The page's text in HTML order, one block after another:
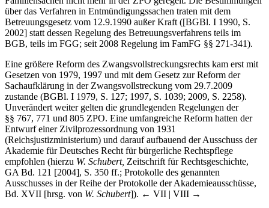
über das Verfahren in Entmündigungssachen traten mit dem
Betreuungsgesetz vom 12.9.1990 außer Kraft ([BGBl. I 1990, S.
2002] statt dessen Regelung des Betreuungsverfahrens teils im
BGB, teils im FGG; seit 2008 Regelung im FamFG §§ 271-341).
Eine größere Reform des Zwangsvollstreckungsrechts kam erst mit
Gesetzen von 1979, 1997 und mit dem Gesetz zur Reform der
Sachaufklärung in der Zwangsvollstreckung vom 29.7.2009
zustande (BGBl. I 1979, S. 127; 1997, S. 1039; 2009, S. 2258).
Unverändert weiter gelten die grundlegenden Regelungen der
§§ 767, 771 und 805 ZPO. Eine umfangreiche Reform hatten der
Entwurf einer Zivilprozessordnung von 1931
(Reichsjustizministerium) und darauf aufbauend der Ausschuss der
Akademie für Deutsches Recht für bürgerliche Rechtspflege
empfohlen (hierzu W. Schubert, Zeitschrift für Rechtsgeschichte,
GA Bd. 121 [2004], S. 350 ff.; Protokolle des genannten
Ausschusses in der Reihe der Protokolle der Akademieausschüsse,
Bd. XVII [hrsg. von W. Schubert]). ← VII | VIII →